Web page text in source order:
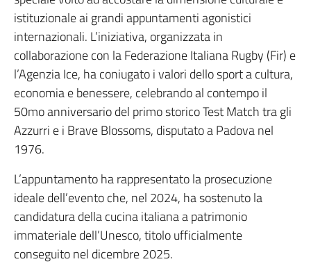
istituzionale ai grandi appuntamenti agonistici
internazionali. L’iniziativa, organizzata in
collaborazione con la Federazione Italiana Rugby (Fir) e
l’Agenzia Ice, ha coniugato i valori dello sport a cultura,
economia e benessere, celebrando al contempo il
50mo anniversario del primo storico Test Match tra gli
Azzurri e i Brave Blossoms, disputato a Padova nel
1976.
L’appuntamento ha rappresentato la prosecuzione
ideale dell’evento che, nel 2024, ha sostenuto la
candidatura della cucina italiana a patrimonio
immateriale dell’Unesco, titolo ufficialmente
conseguito nel dicembre 2025.